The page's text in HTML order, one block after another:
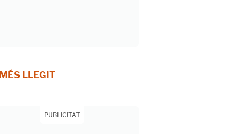
LLEGIT
PUBLICITAT